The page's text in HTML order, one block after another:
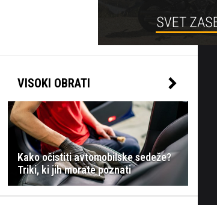
VISOKI OBRATI
Kako očistiti avtomobilske sedeže?
Triki, ki jih morate poznati